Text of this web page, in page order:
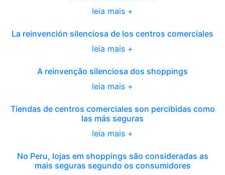
leia mais +
La reinvención silenciosa de los centros comerciales
leia mais +
A reinvenção silenciosa dos shoppings
leia mais +
Tiendas de centros comerciales son percibidas como
las más seguras
leia mais +
No Peru, lojas em shoppings são consideradas as
mais seguras segundo os consumidores